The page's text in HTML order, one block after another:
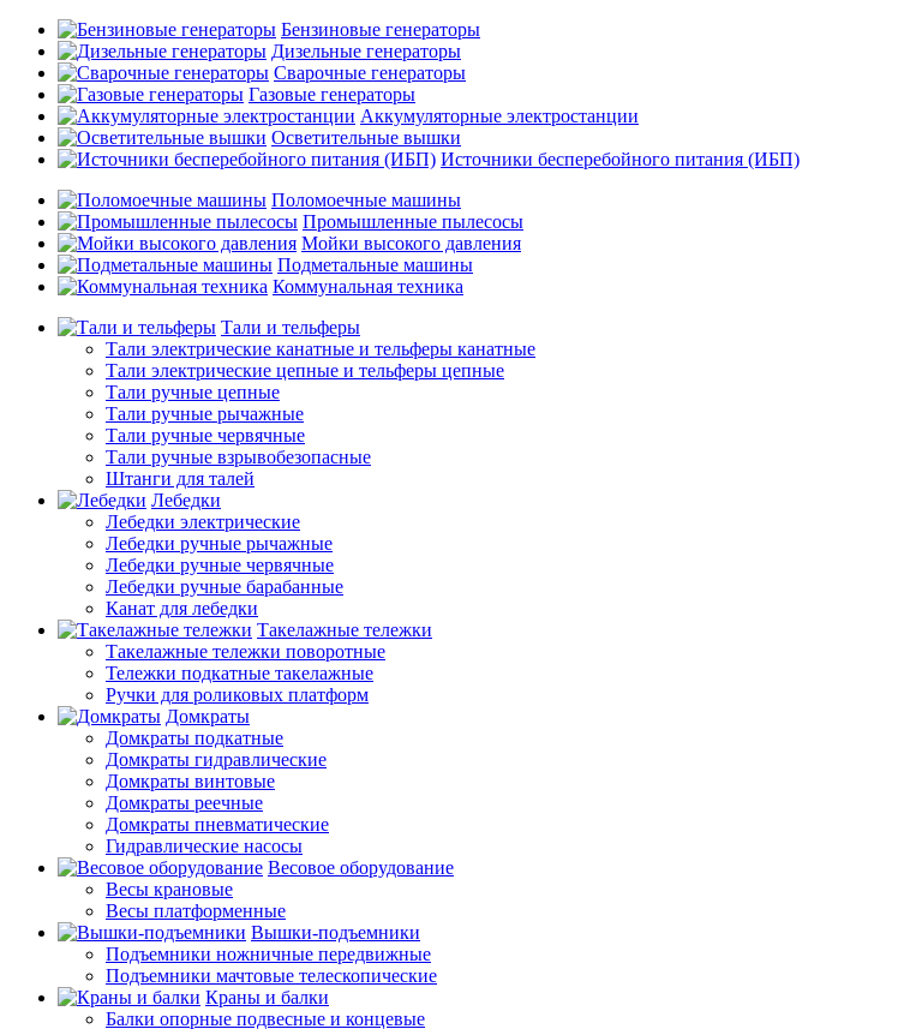
Бензиновые генераторы
Дизельные генераторы
Сварочные генераторы
Газовые генераторы
Аккумуляторные электростанции
Осветительные вышки
Источники бесперебойного питания (ИБП)
Поломоечные машины
Промышленные пылесосы
Мойки высокого давления
Подметальные машины
Коммунальная техника
Тали и тельферы
Тали электрические канатные и тельферы канатные
Тали электрические цепные и тельферы цепные
Тали ручные цепные
Тали ручные рычажные
Тали ручные червячные
Тали ручные взрывобезопасные
Штанги для талей
Лебедки
Лебедки электрические
Лебедки ручные рычажные
Лебедки ручные червячные
Лебедки ручные барабанные
Канат для лебедки
Такелажные тележки
Такелажные тележки поворотные
Тележки подкатные такелажные
Ручки для роликовых платформ
Домкраты
Домкраты подкатные
Домкраты гидравлические
Домкраты винтовые
Домкраты реечные
Домкраты пневматические
Гидравлические насосы
Весовое оборудование
Весы крановые
Весы платформенные
Вышки-подъемники
Подъемники ножничные передвижные
Подъемники мачтовые телескопические
Краны и балки
Балки опорные подвесные и концевые